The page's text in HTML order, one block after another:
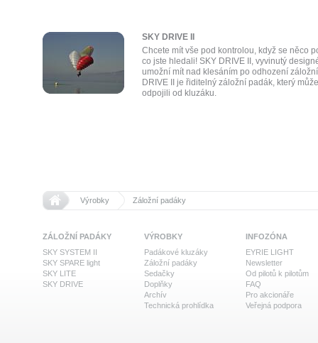
SKY DRIVE II
Chcete mít vše pod kontrolou, když se něco
co jste hledali! SKY DRIVE II, vyvinutý
umožní mít nad klesáním po odhození
DRIVE II je řiditelný záložní padák, který
odpojili od kluzáku.
Domů Výrobky Záložní padáky
ZÁLOŽNÍ PADÁKY
SKY SYSTEM II
SKY SPARE light
SKY LITE
SKY DRIVE
VÝROBKY
Padákové kluzáky
Záložní padáky
Sedačky
Doplňky
Archív
Technická prohlídka
INFOZÓNA
EYRIE LIGHT
Newsletter
Od pilotů k pilotům
FAQ
Pro akcionáře
Veřejná podpora